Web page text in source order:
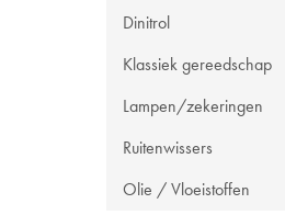
Dinitrol
Klassiek gereedschap
Lampen/zekeringen
Ruitenwissers
Olie / Vloeistoffen